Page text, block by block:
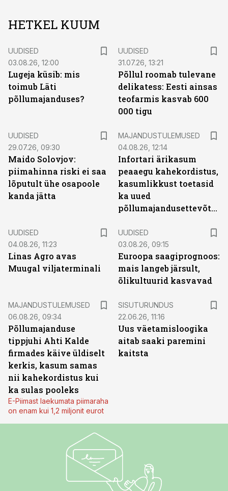
HETKEL KUUM
UUDISED
03.08.26, 12:00
Lugeja küsib: mis
toimub Läti
põllumajanduses?
UUDISED
31.07.26, 13:21
Põllul roomab tulevane
delikatess: Eesti ainsas
teofarmis kasvab 600
000 tigu
UUDISED
29.07.26, 09:30
Maido Solovjov:
piimahinna riski ei saa
lõputult ühe osapoole
kanda jätta
MAJANDUSTULEMUSED
04.08.26, 12:14
Infortari ärikasum
peaaegu kahekordistus,
kasumlikkust toetasid
ka uued
põllumajandusettevõtted
UUDISED
04.08.26, 11:23
Linas Agro avas
Muugal viljaterminali
UUDISED
03.08.26, 09:15
Euroopa saagiprognoos:
mais langeb järsult,
õlikultuurid kasvavad
MAJANDUSTULEMUSED
06.08.26, 09:34
Põllumajanduse
tippjuhi Ahti Kalde
firmades käive üldiselt
kerkis, kasum samas
nii kahekordistus kui
ka sulas pooleks
E-Piimast laekumata piimaraha
on enam kui 1,2 miljonit eurot
SISUTURUNDUS
22.06.26, 11:16
Uus väetamisloogika
aitab saaki paremini
kaitsta